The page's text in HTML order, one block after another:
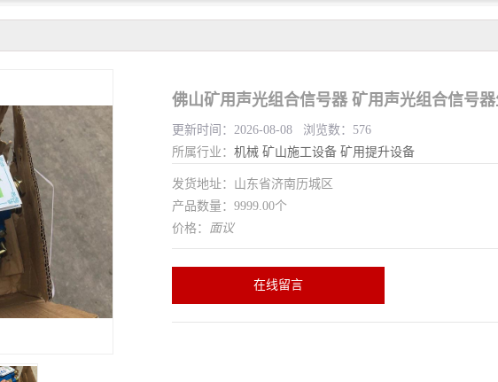
更新时间：2026-08-08 浏览数：576
所属行业： 机械 矿山施工设备 矿用提升设备
发货地址：山东省济南历城区
产品数量：9999.00个
价格： 面议
在线留言